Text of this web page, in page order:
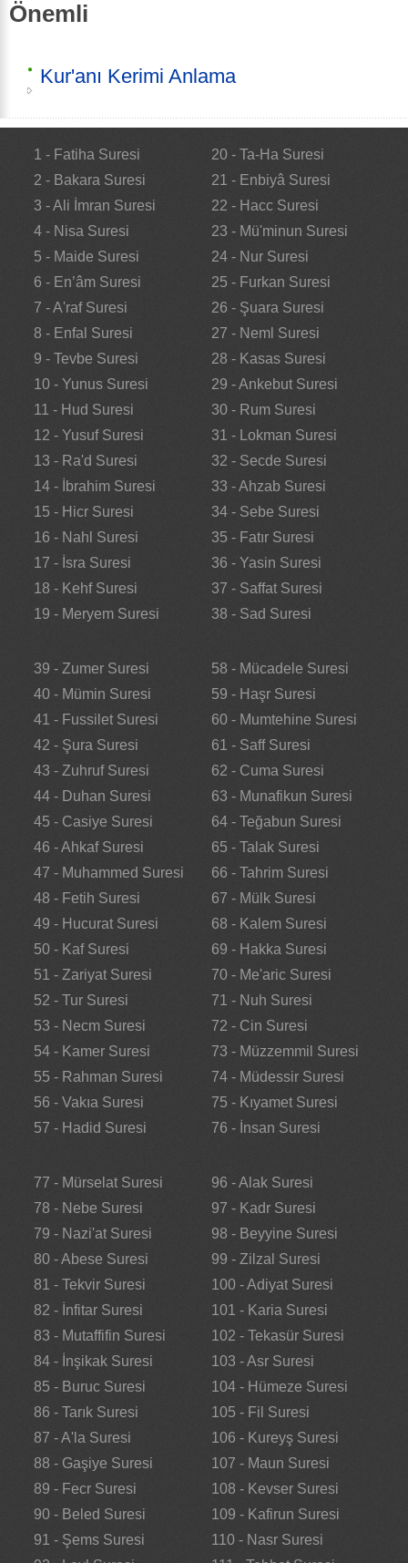
Önemli
Kur'anı Kerimi Anlama
1 - Fatiha Suresi
2 - Bakara Suresi
3 - Ali İmran Suresi
4 - Nisa Suresi
5 - Maide Suresi
6 - En’âm Suresi
7 - A'raf Suresi
8 - Enfal Suresi
9 - Tevbe Suresi
10 - Yunus Suresi
11 - Hud Suresi
12 - Yusuf Suresi
13 - Ra'd Suresi
14 - İbrahim Suresi
15 - Hicr Suresi
16 - Nahl Suresi
17 - İsra Suresi
18 - Kehf Suresi
19 - Meryem Suresi
20 - Ta-Ha Suresi
21 - Enbiyâ Suresi
22 - Hacc Suresi
23 - Mü'minun Suresi
24 - Nur Suresi
25 - Furkan Suresi
26 - Şuara Suresi
27 - Neml Suresi
28 - Kasas Suresi
29 - Ankebut Suresi
30 - Rum Suresi
31 - Lokman Suresi
32 - Secde Suresi
33 - Ahzab Suresi
34 - Sebe Suresi
35 - Fatır Suresi
36 - Yasin Suresi
37 - Saffat Suresi
38 - Sad Suresi
39 - Zumer Suresi
40 - Mümin Suresi
41 - Fussilet Suresi
42 - Şura Suresi
43 - Zuhruf Suresi
44 - Duhan Suresi
45 - Casiye Suresi
46 - Ahkaf Suresi
47 - Muhammed Suresi
48 - Fetih Suresi
49 - Hucurat Suresi
50 - Kaf Suresi
51 - Zariyat Suresi
52 - Tur Suresi
53 - Necm Suresi
54 - Kamer Suresi
55 - Rahman Suresi
56 - Vakıa Suresi
57 - Hadid Suresi
58 - Mücadele Suresi
59 - Haşr Suresi
60 - Mumtehine Suresi
61 - Saff Suresi
62 - Cuma Suresi
63 - Munafikun Suresi
64 - Teğabun Suresi
65 - Talak Suresi
66 - Tahrim Suresi
67 - Mülk Suresi
68 - Kalem Suresi
69 - Hakka Suresi
70 - Me'aric Suresi
71 - Nuh Suresi
72 - Cin Suresi
73 - Müzzemmil Suresi
74 - Müdessir Suresi
75 - Kıyamet Suresi
76 - İnsan Suresi
77 - Mürselat Suresi
78 - Nebe Suresi
79 - Nazi'at Suresi
80 - Abese Suresi
81 - Tekvir Suresi
82 - İnfitar Suresi
83 - Mutaffifin Suresi
84 - İnşikak Suresi
85 - Buruc Suresi
86 - Tarık Suresi
87 - A'la Suresi
88 - Gaşiye Suresi
89 - Fecr Suresi
90 - Beled Suresi
91 - Şems Suresi
96 - Alak Suresi
97 - Kadr Suresi
98 - Beyyine Suresi
99 - Zilzal Suresi
100 - Adiyat Suresi
101 - Karia Suresi
102 - Tekasür Suresi
103 - Asr Suresi
104 - Hümeze Suresi
105 - Fil Suresi
106 - Kureyş Suresi
107 - Maun Suresi
108 - Kevser Suresi
109 - Kafirun Suresi
110 - Nasr Suresi